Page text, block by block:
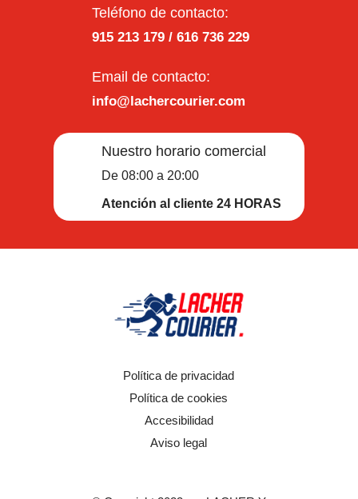
Teléfono de contacto:
915 213 179 / 616 736 229
Email de contacto:
info@lachercourier.com
Nuestro horario comercial
De 08:00 a 20:00
Atención al cliente 24 HORAS
Política de privacidad
Política de cookies
Accesibilidad
Aviso legal